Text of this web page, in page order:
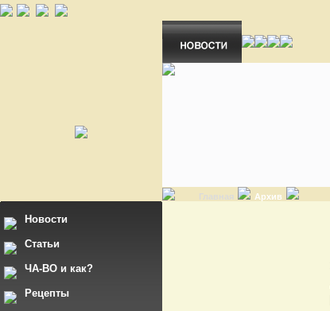
Главная Архив
Новости
Статьи
ЧА-ВО и как?
Рецепты